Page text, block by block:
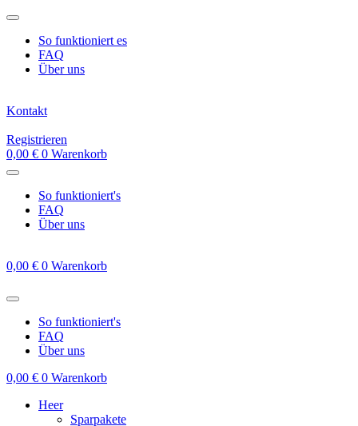
Zum
springenSo funktioniert es
FAQ
Über uns
Kontakt
Registrieren
0,00 € 0 Warenkorb
So funktioniert's
FAQ
Über uns
0,00 € 0 Warenkorb
So funktioniert's
FAQ
Über uns
0,00 € 0 Warenkorb
Heer
Sparpakete